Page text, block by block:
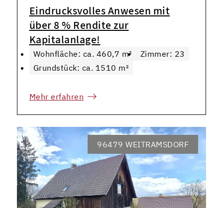
Eindrucksvolles Anwesen mit
über 8 % Rendite zur
Kapitalanlage!
Wohnfläche: ca. 460,7 m²
Zimmer: 23
Grundstück: ca. 1510 m²
Mehr erfahren
96479 WEITRAMSDORF